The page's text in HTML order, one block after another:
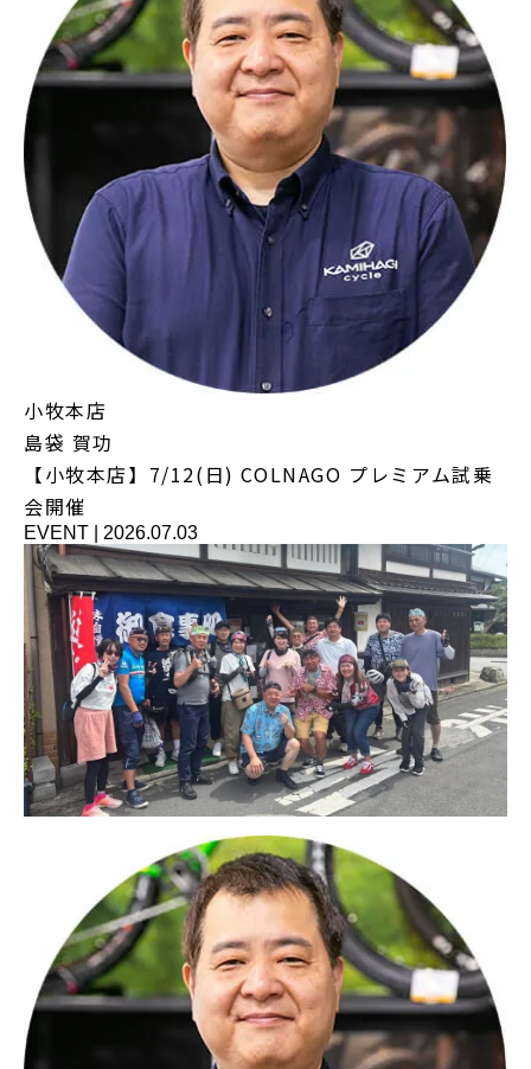
小牧本店
島袋 賀功
【小牧本店】7/12(日) COLNAGO プレミアム試乗
会開催
EVENT 2026.07.03